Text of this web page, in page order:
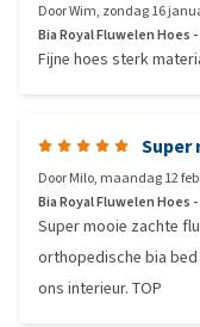
DoorWim, zondag 16
Bia Royal Fluwelen Hoes
Fijne hoes sterk
Super
DoorMilo, maandag 12
Bia Royal Fluwelen Hoes
Super mooie zachte
orthopedische bia
ons interieur. TOP